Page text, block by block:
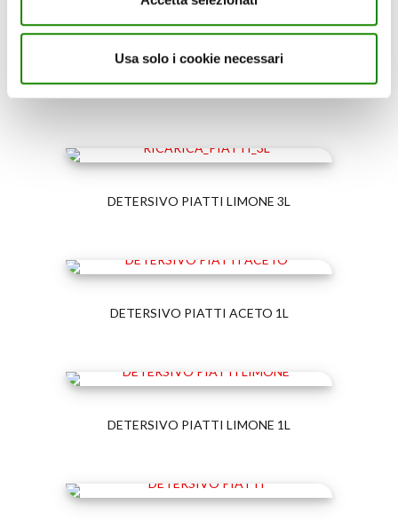
Usa solo i cookie necessari
RICARICA DETERSIVO PIATTI AL LIMONE 2L
DETERSIVO PIATTI LIMONE 3L
DETERSIVO PIATTI ACETO 1L
DETERSIVO PIATTI LIMONE 1L